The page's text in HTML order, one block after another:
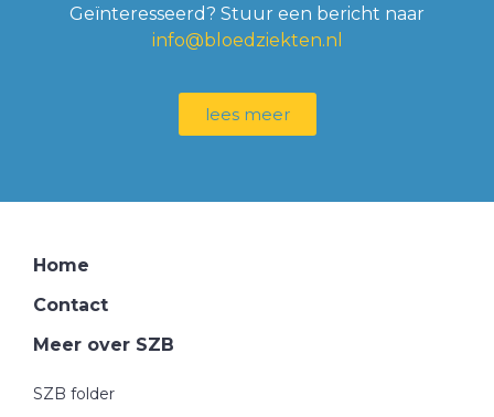
Geïnteresseerd? Stuur een bericht naar
info@bloedziekten.nl
lees meer
Home
Contact
Meer over SZB
SZB folder